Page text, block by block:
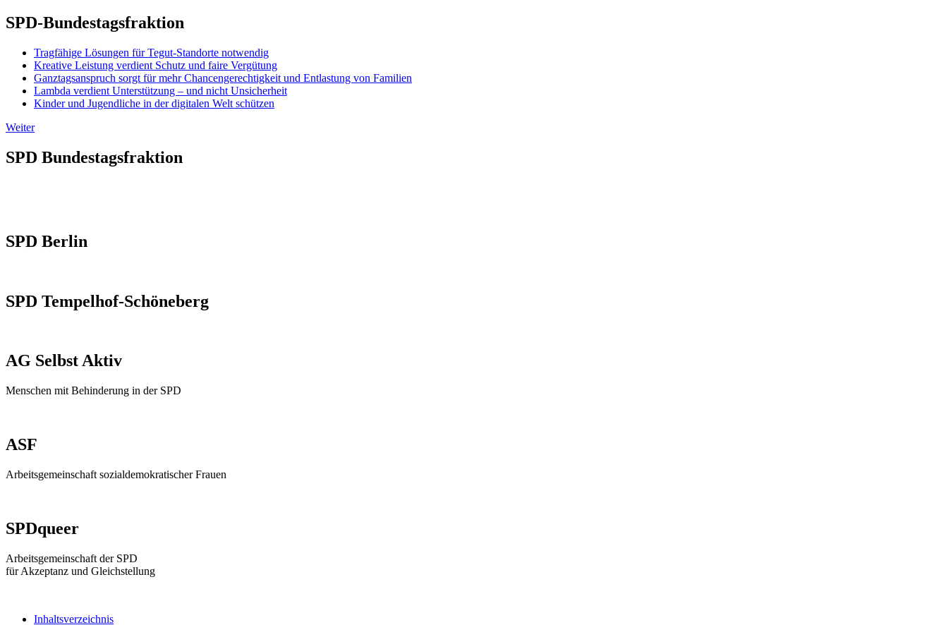
SPD-Bundestagsfraktion
Tragfähige Lösungen für Tegut-Standorte notwendig
Kreative Leistung verdient Schutz und faire Vergütung
Ganztagsanspruch sorgt für mehr Chancengerechtigkeit und Entlastung von Familien
Lambda verdient Unterstützung – und nicht Unsicherheit
Kinder und Jugendliche in der digitalen Welt schützen
Weiter
SPD Bundestagsfraktion
SPD Berlin
SPD Tempelhof-Schöneberg
AG Selbst Aktiv
Menschen mit Behinderung in der SPD
ASF
Arbeitsgemeinschaft sozialdemokratischer Frauen
SPDqueer
Arbeitsgemeinschaft der SPD
für Akzeptanz und Gleichstellung
Inhaltsverzeichnis